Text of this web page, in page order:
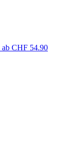
ab CHF 54.90